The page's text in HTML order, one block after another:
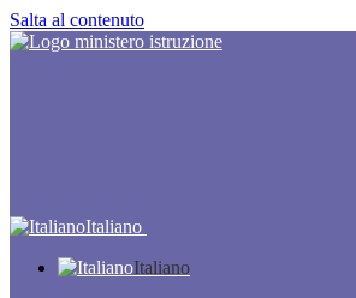
Salta al contenuto
Italiano
Italiano